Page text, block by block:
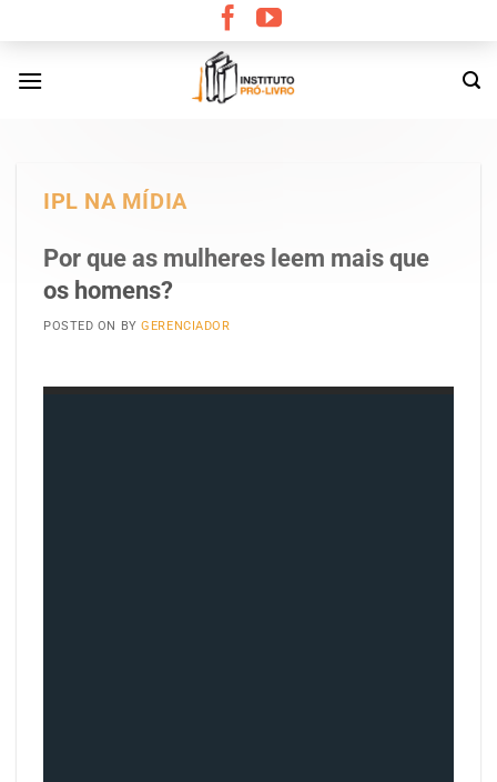
content
IPL NA MÍDIA
Por que as mulheres leem mais que
os homens?
POSTED ON BYGERENCIADOR